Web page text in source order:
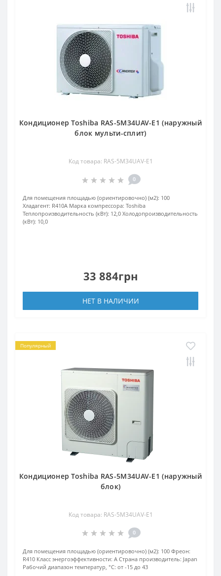
Кондиционер Toshiba RAS-5M34UAV-E1 (наружный
блок мульти-сплит)
Код товара: RAS-5M34UAV-E1
0
Для помещения площадью (ориентировочно) (м2): 100
Хладагент: R410A Марка компрессора: Toshiba
Теплопроизводительность (кВт): 12,0 Холодопроизводительность
(кВт): 10,0
33 884грн
НЕТ В НАЛИЧИИ
Популярный
Кондиционер Toshiba RAS-5M34UAV-E1 (наружный
блок)
Код товара: RAS-5M34UAV-E1
0
Для помещения площадью (ориентировочно) (м2): 100 Фреон:
R410 Класс энергоэффективности: А Страна производитель: Japan
Рабочий диапазон температур, °С: от -15 до 43